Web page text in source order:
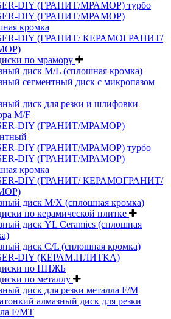
DIY (ГРАНИТ/МРАМОР) турбо
DIY (ГРАНИТ/МРАМОР)
кромка
DIY (ГРАНИТ/ КЕРАМОГРАНИТ/
по мрамору
диск M/L (сплошная кромка)
сегментный диск с микропазом
диск для резки и шлифовки
M/F
DIY (ГРАНИТ/МРАМОР)
DIY (ГРАНИТ/МРАМОР) турбо
DIY (ГРАНИТ/МРАМОР)
кромка
DIY (ГРАНИТ/ КЕРАМОГРАНИТ/
диск M/X (сплошная кромка)
по керамической плитке
диск YL Ceramics (сплошная
диск C/L (сплошная кромка)
DIY (КЕРАМ.ПЛИТКА)
по ПНЖБ
по металлу
диск для резки металла F/M
алмазный диск для резки
F/MT